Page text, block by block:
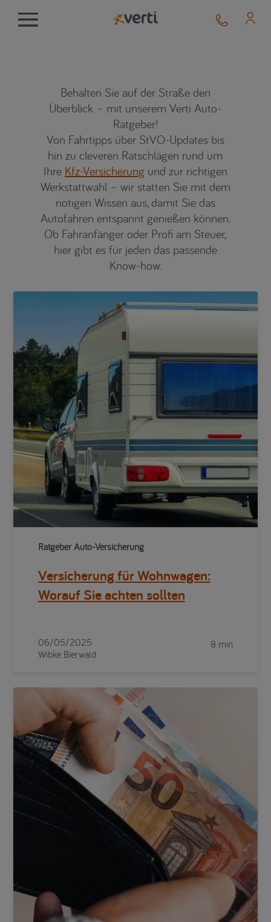
Behalten Sie auf der Straße den
Überblick – mit unserem Verti Auto-
Ratgeber!
Von Fahrtipps über StVO-Updates bis
hin zu cleveren Ratschlägen rund um
Ihre Kfz-Versicherung und zur richtigen
Werkstattwahl – wir statten Sie mit dem
nötigen Wissen aus, damit Sie das
Autofahren entspannt genießen können.
Ob Fahranfänger oder Profi am Steuer,
hier gibt es für jeden das passende
Know-how.
Ratgeber Auto-Versicherung
Versicherung für Wohnwagen:
Worauf Sie achten sollten
06/05/2025
Wibke Bierwald
8 min